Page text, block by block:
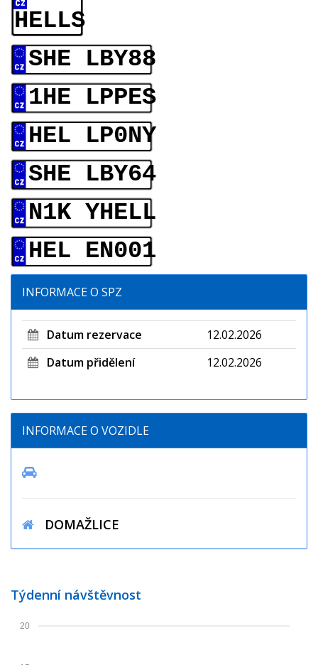
HELLS
SHE LBY88
1HE LPPES
HEL LP0NY
SHE LBY64
N1K YHELL
HEL EN001
INFORMACE O SPZ
Datum rezervace
12.02.2026
Datum přidělení
12.02.2026
INFORMACE O VOZIDLE
DOMAŽLICE
Týdenní návštěvnost
20